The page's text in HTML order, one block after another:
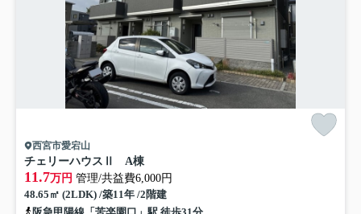
西宮市愛宕山
チェリーハウスⅡ A棟
11.7万円 管理/共益費6,000円
48.65㎡ (2LDK) /築11年 /2階建